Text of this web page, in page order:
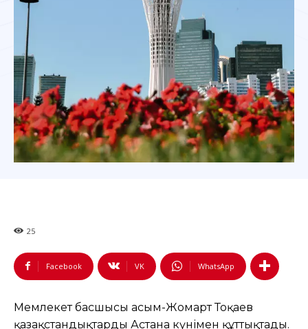
25
Facebook VK WhatsApp
Мемлекет басшысы Қасым-Жомарт Тоқаев
қазақстандықтарды Астана күнімен құттықтады.